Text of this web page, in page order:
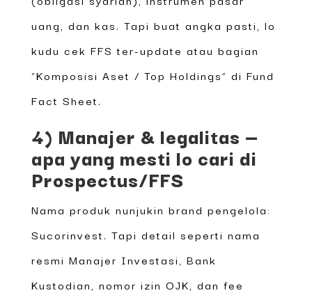
uang, dan kas. Tapi buat angka pasti, lo
kudu cek FFS ter-update atau bagian
“Komposisi Aset / Top Holdings” di Fund
Fact Sheet.
4) Manajer & legalitas —
apa yang mesti lo cari di
Prospectus/FFS
Nama produk nunjukin brand pengelola:
Sucorinvest. Tapi detail seperti nama
resmi Manajer Investasi, Bank
Kustodian, nomor izin OJK, dan fee